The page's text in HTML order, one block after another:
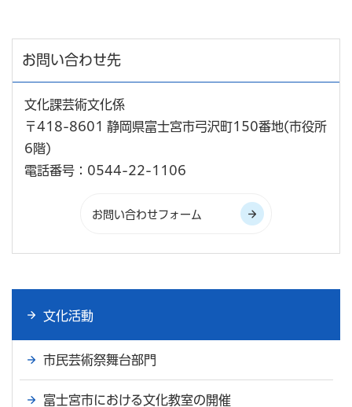
お問い合わせ先
文化課芸術文化係
〒418-8601 静岡県富士宮市弓沢町150番地(市役所
6階)
電話番号：0544-22-1106
文化活動
市民芸術祭舞台部門
富士宮市における文化教室の開催